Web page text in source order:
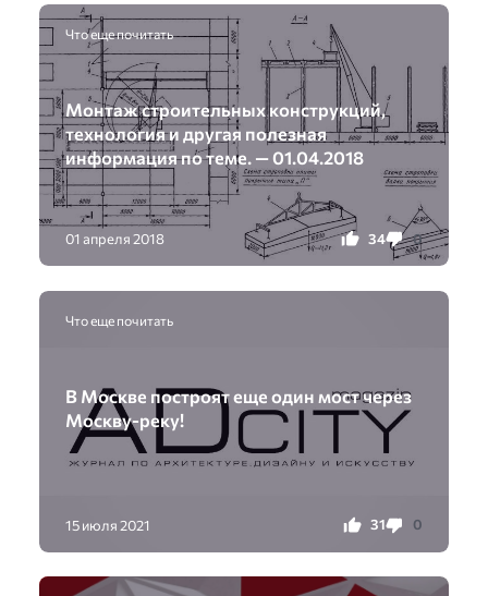
Что еще почитать
Монтаж строительных конструкций,
технология и другая полезная
информация по теме. — 01.04.2018
01 апреля 2018 34 0
Что еще почитать
В Москве построят еще один мост через
Москву-реку!
15 июля 2021 31 0